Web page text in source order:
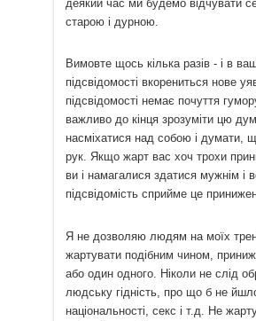
деякий час ми будемо відчувати
старою і дурною.
Вимовте щось кілька разів - і в
підсвідомості вкорениться нове
підсвідомості немає почуття
важливо до кінця зрозуміти цю
насміхатися над собою і думати,
рук. Якщо жарт вас хоч трохи
ви і намагалися здатися мужнім і
підсвідомість сприйме це
Я не дозволяю людям на моїх
жартувати подібним чином,
або один одного. Ніколи не слід
людську гідність, про що б не
національності, секс і т.д. Не